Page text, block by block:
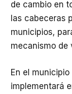
de cambio en
las cabeceras
municipios,
mecanismo de
En el
implementará